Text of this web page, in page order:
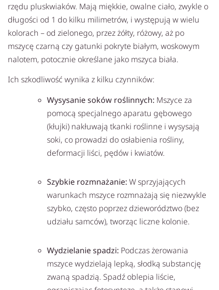
rzędu pluskwiaków. Mają miękkie, owalne ciało, zwykle o
długości od 1 do kilku milimetrów, i występują w wielu
kolorach – od zielonego, przez żółty, różowy, aż po
mszycę czarną czy gatunki pokryte białym, woskowym
nalotem, potocznie określane jako mszyca biała.
Ich szkodliwość wynika z kilku czynników:
Wysysanie soków roślinnych: Mszyce za
pomocą specjalnego aparatu gębowego
(kłujki) nakłuwają tkanki roślinne i wysysają
soki, co prowadzi do osłabienia rośliny,
deformacji liści, pędów i kwiatów.
Szybkie rozmnażanie: W sprzyjających
warunkach mszyce rozmnażają się niezwykle
szybko, często poprzez dzieworództwo (bez
udziału samców), tworząc liczne kolonie.
Wydzielanie spadzi: Podczas żerowania
mszyce wydzielają lepką, słodką substancję
zwaną spadzią. Spadź oblepia liście,